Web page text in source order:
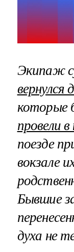
Экипаж
вернулся
которые
провели
поезде
вокзале
Бывшие
духа не